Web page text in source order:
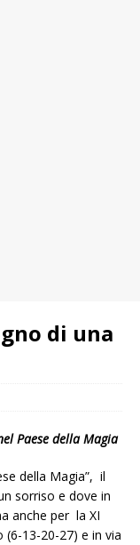
di una
Paese della Magia
della Magia”, il
sorriso e dove in
anche per la XI
13-20-27) e in via